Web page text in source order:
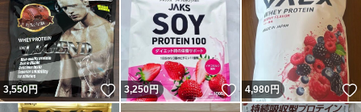
3,550円 いいね！
3,250円 いいね！
4,980円